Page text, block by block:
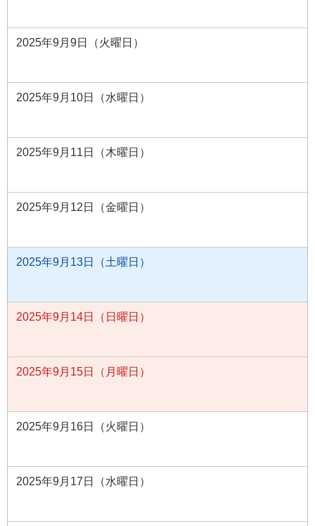
2025年9月9日（火曜日）
2025年9月10日（水曜日）
2025年9月11日（木曜日）
2025年9月12日（金曜日）
2025年9月13日（土曜日）
2025年9月14日（日曜日）
2025年9月15日（月曜日）
2025年9月16日（火曜日）
2025年9月17日（水曜日）